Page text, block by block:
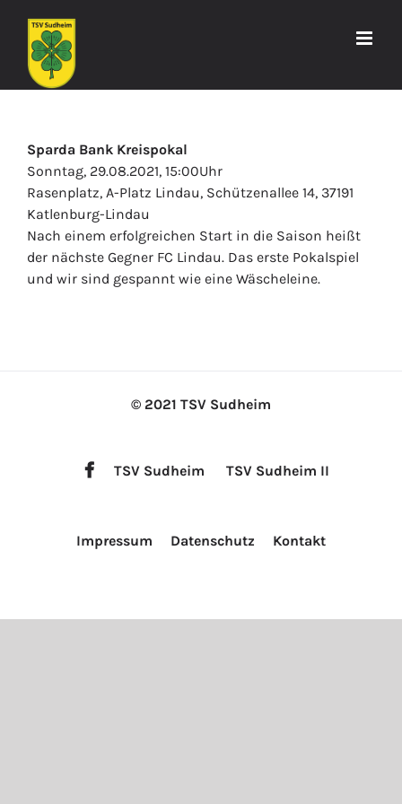
Inhalt
springen
Sparda Bank Kreispokal
Sonntag, 29.08.2021, 15:00Uhr
Rasenplatz, A-Platz Lindau, Schützenallee 14, 37191
Katlenburg-Lindau
Nach einem erfolgreichen Start in die Saison heißt
der nächste Gegner FC Lindau. Das erste Pokalspiel
und wir sind gespannt wie eine Wäscheleine.
© 2021 TSV Sudheim
TSV Sudheim TSV Sudheim II
Impressum Datenschutz Kontakt